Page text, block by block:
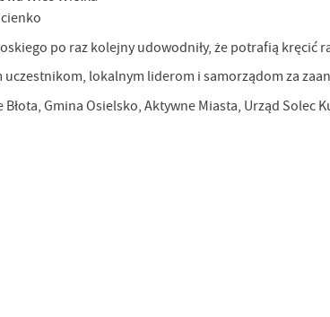
po raz kolejny udowodniły, że potrafią kręcić
uczestnikom, lokalnym liderom i samorządom za
Błota, Gmina Osielsko, Aktywne Miasta, Urząd Solec